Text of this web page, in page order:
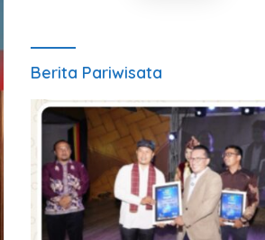
Berita Pariwisata